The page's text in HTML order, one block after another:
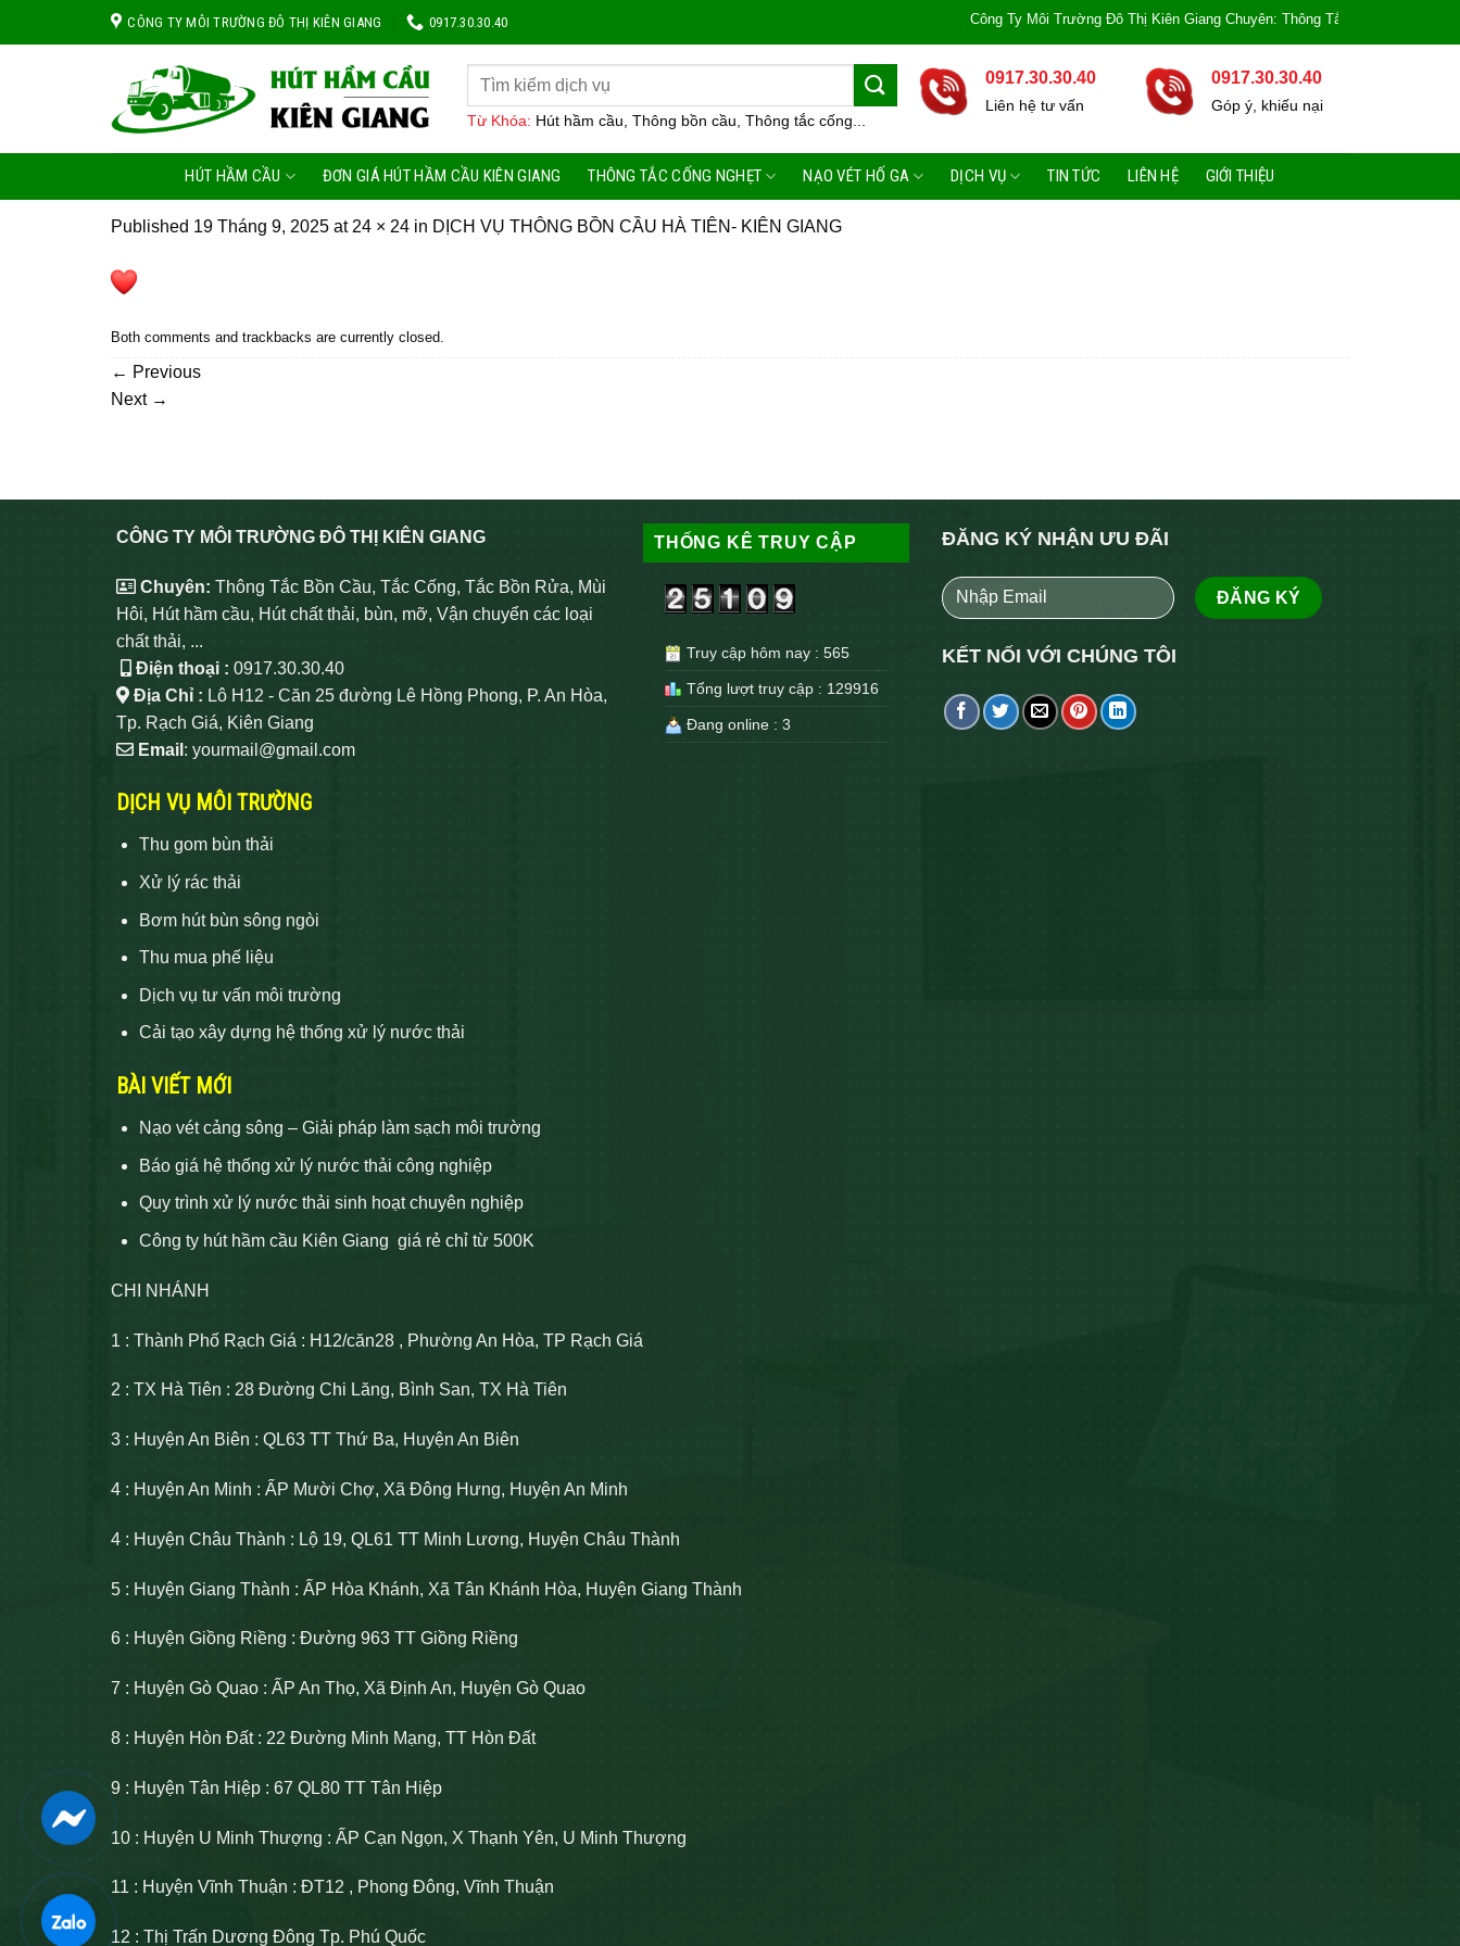
CÔNG TY MÔI TRƯỜNG ĐÔ THỊ KIÊN GIANG 0917.30.30.40 Công Ty Môi Trường Đô Thị Kiên Giang Chuyên: Thông Tắc Bồn Cầu, Tắc Cống,
Từ Khóa: Hút hầm cầu, Thông bồn cầu, Thông tắc cống...
0917.30.30.40
Liên hệ tư vấn
0917.30.30.40
Góp ý, khiếu nại
HÚT HẦM CẦU ĐƠN GIÁ HÚT HẦM CẦU KIÊN GIANG THÔNG TẮC CỐNG NGHẸT NẠO VÉT HỐ GA DỊCH VỤ TIN TỨC LIÊN HỆ GIỚI THIỆU
Published 19 Tháng 9, 2025 at 24 × 24 in DỊCH VỤ THÔNG BỒN CẦU HÀ TIÊN- KIÊN GIANG
Both comments and trackbacks are currently closed.
← Previous
Next →
CÔNG TY MÔI TRƯỜNG ĐÔ THỊ KIÊN GIANG
Chuyên: Thông Tắc Bồn Cầu, Tắc Cống, Tắc Bồn Rửa, Mùi
Hôi, Hút hầm cầu, Hút chất thải, bùn, mỡ, Vận chuyển các loại
chất thải, ...
Điện thoại : 0917.30.30.40
Địa Chỉ : Lô H12 - Căn 25 đường Lê Hồng Phong, P. An Hòa,
Tp. Rạch Giá, Kiên Giang
Email : yourmail@gmail.com
DỊCH VỤ MÔI TRƯỜNG
Thu gom bùn thải
Xử lý rác thải
Bơm hút bùn sông ngòi
Thu mua phế liệu
Dịch vụ tư vấn môi trường
Cải tạo xây dựng hệ thống xử lý nước thải
BÀI VIẾT MỚI
Nạo vét cảng sông – Giải pháp làm sạch môi trường
Báo giá hệ thống xử lý nước thải công nghiệp
Quy trình xử lý nước thải sinh hoạt chuyên nghiệp
Công ty hút hầm cầu Kiên Giang giá rẻ chỉ từ 500K
THỐNG KÊ TRUY CẬP
Truy cập hôm nay : 565
Tổng lượt truy cập : 129916
Đang online : 3
ĐĂNG KÝ NHẬN ƯU ĐÃI
KẾT NỐI VỚI CHÚNG TÔI
CHI NHÁNH
1 : Thành Phố Rạch Giá : H12/căn28 , Phường An Hòa, TP Rạch Giá
2 : TX Hà Tiên : 28 Đường Chi Lăng, Bình San, TX Hà Tiên
3 : Huyện An Biên : QL63 TT Thứ Ba, Huyện An Biên
4 : Huyện An Minh : ẤP Mười Chợ, Xã Đông Hưng, Huyện An Minh
4 : Huyện Châu Thành : Lộ 19, QL61 TT Minh Lương, Huyện Châu Thành
5 : Huyện Giang Thành : ẤP Hòa Khánh, Xã Tân Khánh Hòa, Huyện Giang Thành
6 : Huyện Giồng Riềng : Đường 963 TT Giồng Riềng
7 : Huyện Gò Quao : ẤP An Thọ, Xã Định An, Huyện Gò Quao
8 : Huyện Hòn Đất : 22 Đường Minh Mạng, TT Hòn Đất
9 : Huyện Tân Hiệp : 67 QL80 TT Tân Hiệp
10 : Huyện U Minh Thượng : ẤP Cạn Ngọn, X Thạnh Yên, U Minh Thượng
11 : Huyện Vĩnh Thuận : ĐT12 , Phong Đông, Vĩnh Thuận
12 : Thị Trấn Dương Đông Tp. Phú Quốc